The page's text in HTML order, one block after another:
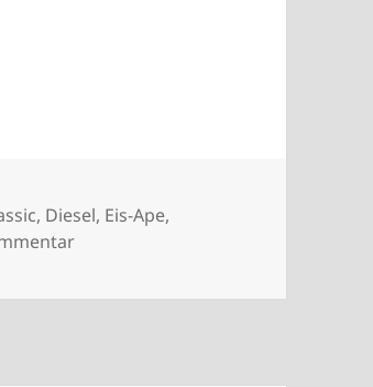
, Diesel, Eis-Ape,
zu Die Eisape von Quiberon